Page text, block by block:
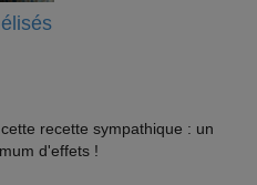
recette sympathique : un
d'effets !